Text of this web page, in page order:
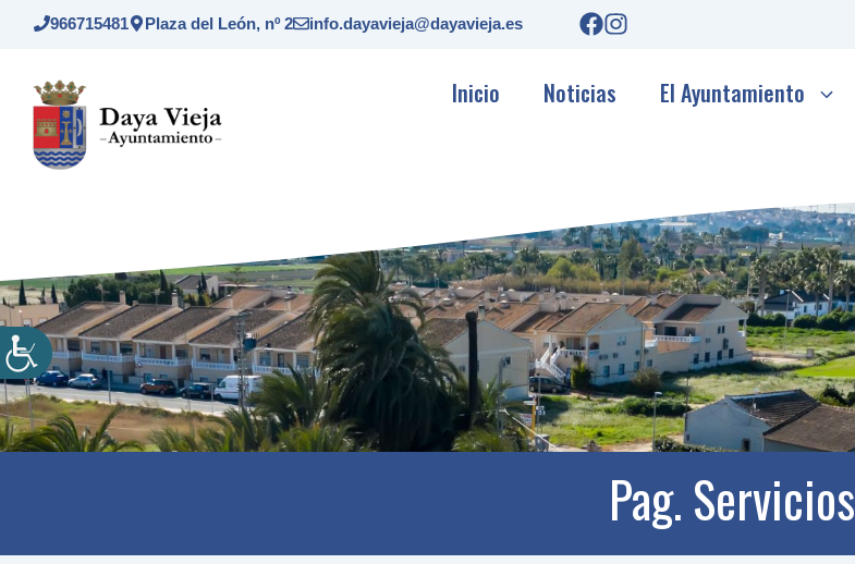
Saltar
966715481 Plaza del León, nº 2 info.dayavieja@dayavieja.es
Inicio Noticias El Ayuntamiento
Pag. Servicios